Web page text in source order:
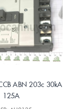
ABN 203c 30kA
125A